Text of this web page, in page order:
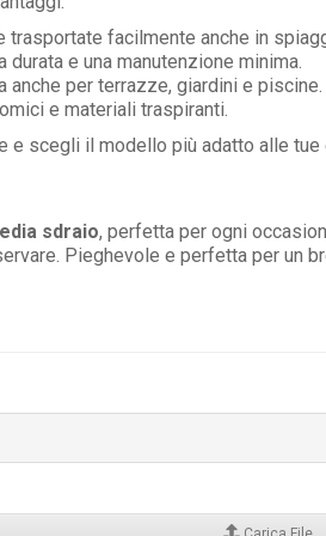
trasportate facilmente anche in
durata e una manutenzione minima.
anche per terrazze, giardini e piscine.
e materiali traspiranti.
e scegli il modello più adatto alle tue
sdraio, perfetta per ogni
Pieghevole e perfetta per un